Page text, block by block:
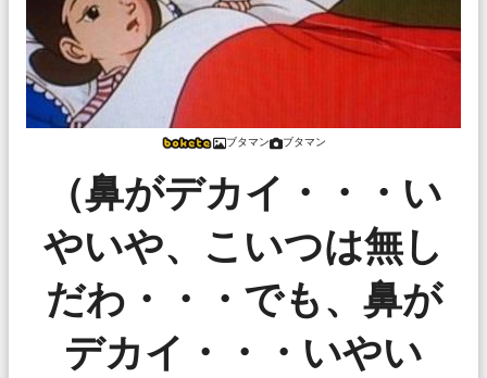
ブタマン ブタマン
（鼻がデカイ・・・い
やいや、こいつは無し
だわ・・・でも、鼻が
デカイ・・・いやい